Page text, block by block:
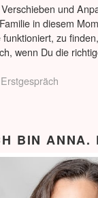
und
in diesem
zu
wenn Du die
BIN ANNA.